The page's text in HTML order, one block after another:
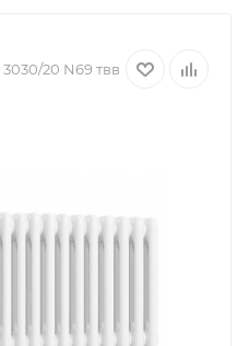
3030/20 N69 твв